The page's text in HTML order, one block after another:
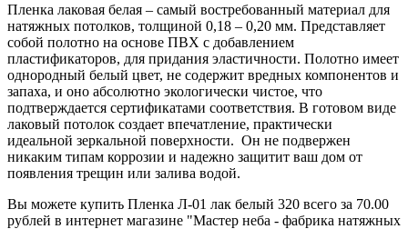
Пленка лаковая белая – самый востребованный материал для
натяжных потолков, толщиной 0,18 – 0,20 мм. Представляет
собой полотно на основе ПВХ с добавлением
пластификаторов, для придания эластичности. Полотно имеет
однородный белый цвет, не содержит вредных компонентов и
запаха, и оно абсолютно экологически чистое, что
подтверждается сертификатами соответствия. В готовом виде
лаковый потолок создает впечатление, практически
идеальной зеркальной поверхности. Он не подвержен
никаким типам коррозии и надежно защитит ваш дом от
появления трещин или залива водой.
Вы можете купить Пленка Л-01 лак белый 320 всего за 70.00
рублей в интернет магазине "Мастер неба - фабрика натяжных